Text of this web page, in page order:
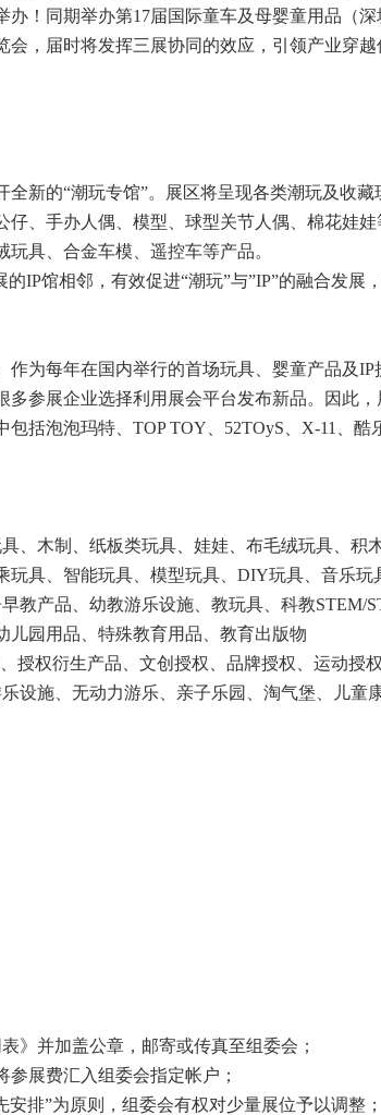
！同期举办第17届国际童车及母婴童用品（深
会，届时将发挥三展协同的效应，引领产业穿
全新的“潮玩专馆”。展区将呈现各类潮玩及收藏
仔、手办人偶、模型、球型关节人偶、棉花娃
具、合金车模、遥控车等产品。
IP馆相邻，有效促进“潮玩”与”IP”的融合发展
作为每年在国内举行的首场玩具、婴童产品及IP
多参展企业选择利用展会平台发布新品。因此
括泡泡玛特、TOP TOY、52TOyS、X-11、酷
、木制、纸板类玩具、娃娃、布毛绒玩具、积
玩具、智能玩具、模型玩具、DIY玩具、音乐玩
教产品、幼教游乐设施、教玩具、科教STEM/
儿园用品、特殊教育用品、教育出版物
授权衍生产品、文创授权、品牌授权、运动授
设施、无动力游乐、亲子乐园、淘气堡、儿童
》并加盖公章，邮寄或传真至组委会；
展费汇入组委会指定帐户；
排”为原则，组委会有权对少量展位予以调整；